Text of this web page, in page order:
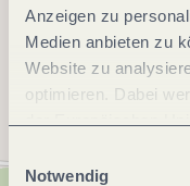
Anzeigen zu
Medien anbieten zu
Website zu
optimieren. Dabei
jederzeit widerrufen
Notwendig